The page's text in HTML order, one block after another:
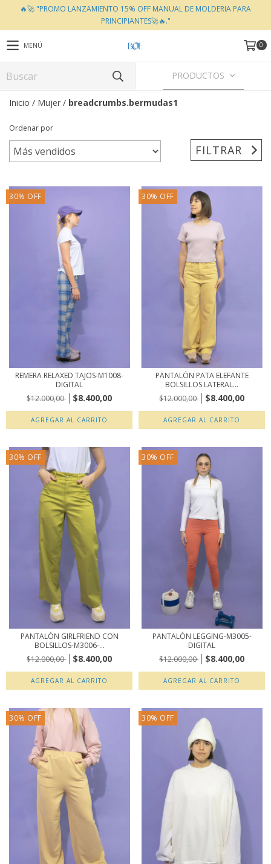
🔥🚀 "PROMO LANZAMIENTO 15% OFF MANUAL DE MOLDERIA PARA
PRINCIPIANTES🚀🔥."
MENÚ 0
PRODUCTOS
Inicio / Mujer / breadcrumbs.bermudas1
Ordenar por
FILTRAR
30% OFF
REMERA RELAXED TAJOS-M1008-
DIGITAL
$12.000,00
$8.400,00
AGREGAR AL CARRITO
30% OFF
PANTALÓN PATA ELEFANTE
BOLSILLOS LATERAL...
$12.000,00
$8.400,00
AGREGAR AL CARRITO
30% OFF
PANTALÓN GIRLFRIEND CON
BOLSILLOS-M3006-...
$12.000,00
$8.400,00
AGREGAR AL CARRITO
30% OFF
PANTALÓN LEGGING-M3005-
DIGITAL
$12.000,00
$8.400,00
AGREGAR AL CARRITO
30% OFF 30% OFF